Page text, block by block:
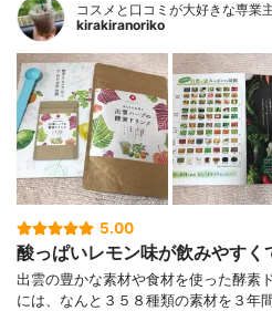
コスメと口コミが大好きな専業
kirakiranoriko
5.00
酸っぱいレモン味が飲みやすく
出雲の豊かな素材や食材を使った酵素
には、なんと３５８種類の素材を３年